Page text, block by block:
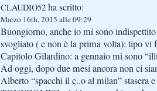
CLAUDIO52 ha scritto:
Marzo 16th, 2015 alle 09:29
Buongiorno, anche io mi sono
svogliato ( e non è la prima volta): tipo vi
Capitolo Gilardino: a gennaio mi sono
Ad oggi, dopo due mesi ancora non ci
Alberto “spacchi il c..o al milan” stasera